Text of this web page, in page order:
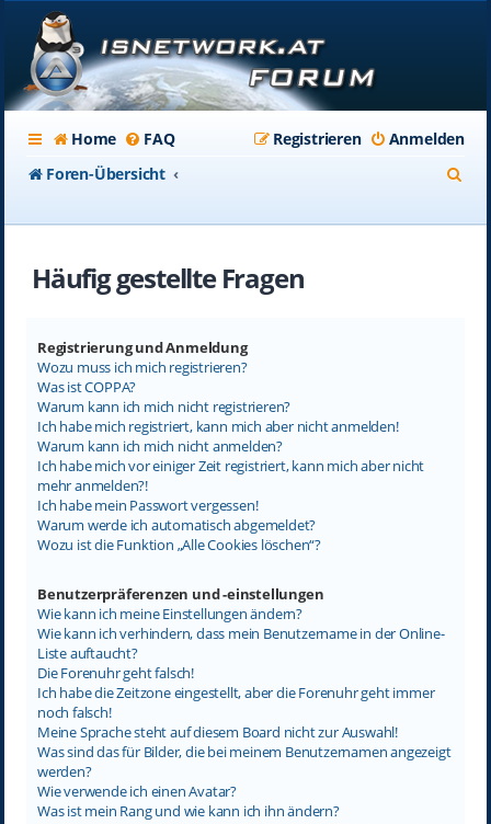
Home FAQ Anmelden
Registrieren
Foren-Übersicht
Häufig gestellte Fragen
Registrierung und Anmeldung
Wozu muss ich mich registrieren?
Was ist COPPA?
Warum kann ich mich nicht registrieren?
Ich habe mich registriert, kann mich aber nicht anmelden!
Warum kann ich mich nicht anmelden?
Ich habe mich vor einiger Zeit registriert, kann mich aber nicht
mehr anmelden?!
Ich habe mein Passwort vergessen!
Warum werde ich automatisch abgemeldet?
Wozu ist die Funktion „Alle Cookies löschen“?
Benutzerpräferenzen und -einstellungen
Wie kann ich meine Einstellungen ändern?
Wie kann ich verhindern, dass mein Benutzername in der Online-
Liste auftaucht?
Die Forenuhr geht falsch!
Ich habe die Zeitzone eingestellt, aber die Forenuhr geht immer
noch falsch!
Meine Sprache steht auf diesem Board nicht zur Auswahl!
Was sind das für Bilder, die bei meinem Benutzernamen angezeigt
werden?
Wie verwende ich einen Avatar?
Was ist mein Rang und wie kann ich ihn ändern?